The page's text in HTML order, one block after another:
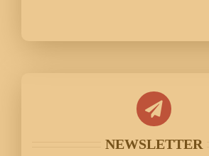
NEWSLETTER